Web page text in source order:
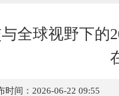
全球视野下的
时间：2026-06-22 09:55